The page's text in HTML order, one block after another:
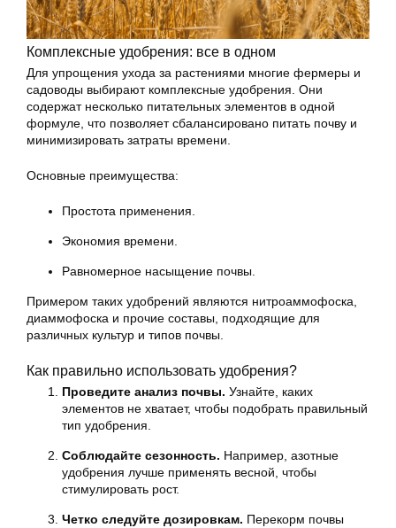
Комплексные удобрения: все в одном
Для упрощения ухода за растениями многие фермеры и
садоводы выбирают комплексные удобрения. Они
содержат несколько питательных элементов в одной
формуле, что позволяет сбалансировано питать почву и
минимизировать затраты времени.
Основные преимущества:
Простота применения.
Экономия времени.
Равномерное насыщение почвы.
Примером таких удобрений являются нитроаммофоска,
диаммофоска и прочие составы, подходящие для
различных культур и типов почвы.
Как правильно использовать удобрения?
Проведите анализ почвы. Узнайте, каких
элементов не хватает, чтобы подобрать правильный
тип удобрения.
Соблюдайте сезонность. Например, азотные
удобрения лучше применять весной, чтобы
стимулировать рост.
Четко следуйте дозировкам. Перекорм почвы